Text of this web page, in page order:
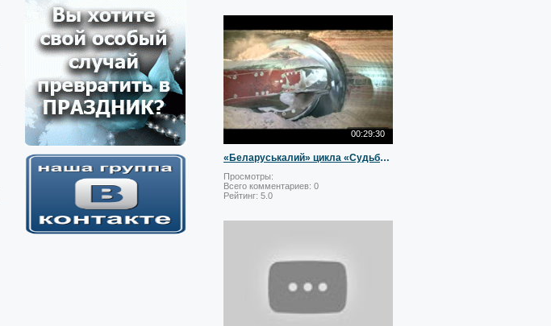
00:29:30
«Беларуськалий» цикла «Судьба гигантов»
Просмотры:
Всего комментариев: 0
Рейтинг: 5.0